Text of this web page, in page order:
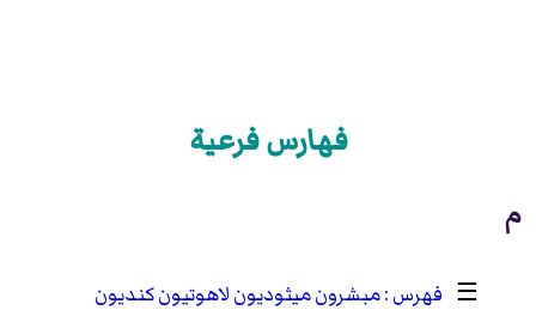
فهارس فرعية
م
☰
مبشرون ميثوديون لاهوتيون كنديون